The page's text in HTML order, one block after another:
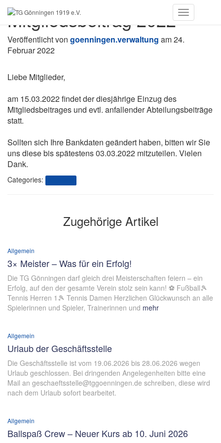
Toggle
Mitgliedsbeitrag 2022
Veröffentlicht von goenningen.verwaltung am24.
Februar 2022
Liebe Mitglieder,
am 15.03.2022 findet der diesjährige Einzug des
Mitgliedsbeitrages und evtl. anfallender Abteilungsbeiträge
statt.
Sollten sich Ihre Bankdaten geändert haben, bitten wir Sie
uns diese bis spätestens 03.03.2022 mitzuteilen. Vielen
Dank.
Categories:
Zugehörige Artikel
Allgemein
3× Meister – Was für ein Erfolg!
Die TG Gönningen darf gleich drei Meisterschaften feiern – ein
Erfolg, auf den der gesamte Verein stolz sein kann! ⚽ Fußball🎾
Tennis Herren 1🎾 Tennis Damen Herzlichen Glückwunsch an alle
Spielerinnen und Spieler, Trainerinnen und mehr
Allgemein
Urlaub der Geschäftsstelle
Die Geschäftsstelle ist vom 19.06.2026 bis 28.06.2026 wegen
Urlaub geschlossen. Bei dringenden Angelegenheiten bitte eine
Mail an geschaeftsstelle@tggoenningen.de schreiben, diese wird
nach dem Urlaub sofort bearbeitet.
Allgemein
Ballspaß Crew – Neuer Kurs ab 10. Juni 2026